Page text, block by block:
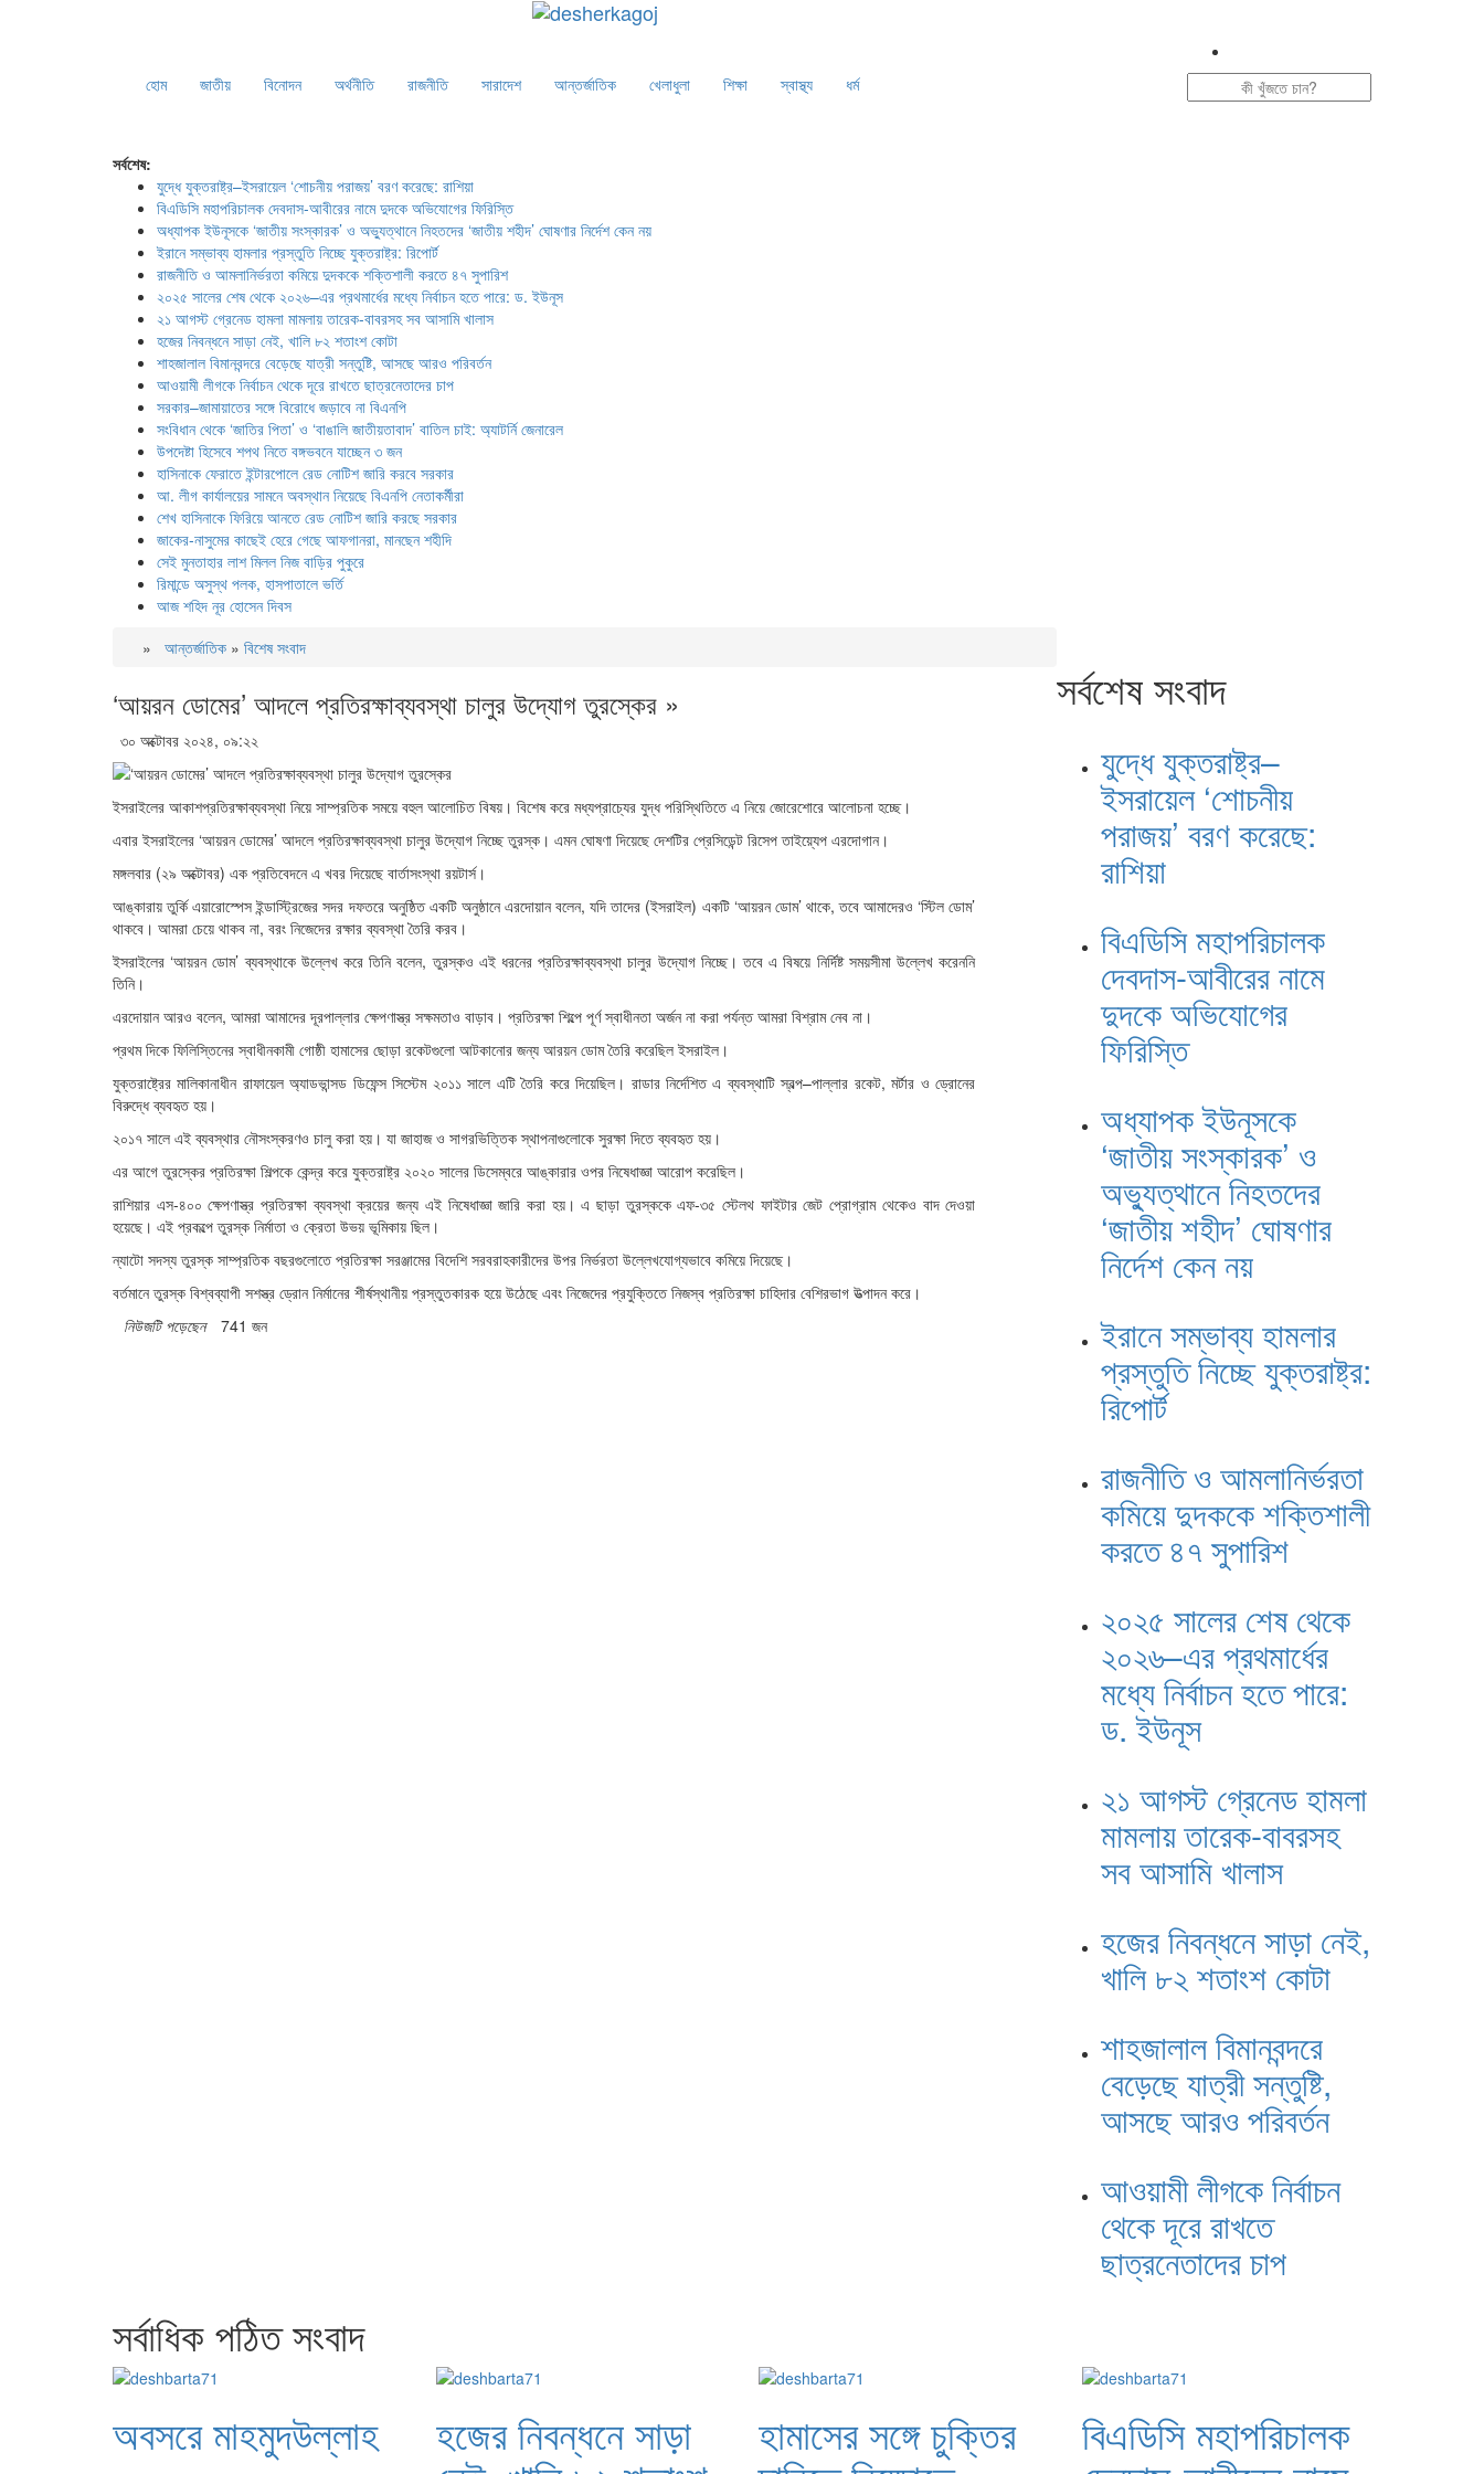
হোম জাতীয় বিনোদন অর্থনীতি রাজনীতি সারাদেশ আন্তর্জাতিক খেলাধুলা শিক্ষা স্বাস্থ্য ধর্ম
সর্বশেষ:
যুদ্ধে যুক্তরাষ্ট্র–ইসরায়েল ‘শোচনীয় পরাজয়’ বরণ করেছে: রাশিয়া
বিএডিসি মহাপরিচালক দেবদাস-আবীরের নামে দুদকে অভিযোগের ফিরিস্তি
অধ্যাপক ইউনূসকে ‘জাতীয় সংস্কারক’ ও অভ্যুত্থানে নিহতদের ‘জাতীয় শহীদ’ ঘোষণার নির্দেশ কেন নয়
ইরানে সম্ভাব্য হামলার প্রস্তুতি নিচ্ছে যুক্তরাষ্ট্র: রিপোর্ট
রাজনীতি ও আমলানির্ভরতা কমিয়ে দুদককে শক্তিশালী করতে ৪৭ সুপারিশ
২০২৫ সালের শেষ থেকে ২০২৬–এর প্রথমার্ধের মধ্যে নির্বাচন হতে পারে: ড. ইউনূস
২১ আগস্ট গ্রেনেড হামলা মামলায় তারেক-বাবরসহ সব আসামি খালাস
হজের নিবন্ধনে সাড়া নেই, খালি ৮২ শতাংশ কোটা
শাহজালাল বিমানবন্দরে বেড়েছে যাত্রী সন্তুষ্টি, আসছে আরও পরিবর্তন
আওয়ামী লীগকে নির্বাচন থেকে দূরে রাখতে ছাত্রনেতাদের চাপ
সরকার–জামায়াতের সঙ্গে বিরোধে জড়াবে না বিএনপি
সংবিধান থেকে ‘জাতির পিতা’ ও ‘বাঙালি জাতীয়তাবাদ’ বাতিল চাই: অ্যাটর্নি জেনারেল
উপদেষ্টা হিসেবে শপথ নিতে বঙ্গভবনে যাচ্ছেন ৩ জন
হাসিনাকে ফেরাতে ইন্টারপোলে রেড নোটিশ জারি করবে সরকার
আ. লীগ কার্যালয়ের সামনে অবস্থান নিয়েছে বিএনপি নেতাকর্মীরা
শেখ হাসিনাকে ফিরিয়ে আনতে রেড নোটিশ জারি করছে সরকার
জাকের-নাসুমের কাছেই হেরে গেছে আফগানরা, মানছেন শহীদি
সেই মুনতাহার লাশ মিলল নিজ বাড়ির পুকুরে
রিমান্ডে অসুস্থ পলক, হাসপাতালে ভর্তি
আজ শহিদ নূর হোসেন দিবস
» আন্তর্জাতিক » বিশেষ সংবাদ
‘আয়রন ডোমের’ আদলে প্রতিরক্ষাব্যবস্থা চালুর উদ্যোগ তুরস্কের »
৩০ অক্টোবর ২০২৪, ০৯:২২
ইসরাইলের আকাশপ্রতিরক্ষাব্যবস্থা নিয়ে সাম্প্রতিক সময়ে বহুল আলোচিত বিষয়। বিশেষ করে মধ্যপ্রাচ্যের যুদ্ধ পরিস্থিতিতে এ নিয়ে জোরেশোরে আলোচনা হচ্ছে।
এবার ইসরাইলের ‘আয়রন ডোমের’ আদলে প্রতিরক্ষাব্যবস্থা চালুর উদ্যোগ নিচ্ছে তুরস্ক। এমন ঘোষণা দিয়েছে দেশটির প্রেসিডেন্ট রিসেপ তাইয়্যেপ এরদােগান।
মঙ্গলবার (২৯ অক্টোবর) এক প্রতিবেদনে এ খবর দিয়েছে বার্তাসংস্থা রয়টার্স।
আঙ্কারায় তুর্কি এয়ারোস্পেস ইন্ডাস্ট্রিজের সদর দফতরে অনুষ্ঠিত একটি অনুষ্ঠানে এরদোয়ান বলেন, যদি তাদের (ইসরাইল) একটি ‘আয়রন ডোম’ থাকে, তবে আমাদেরও ‘স্টিল ডোম’
থাকবে। আমরা চেয়ে থাকব না, বরং নিজেদের রক্ষার ব্যবস্থা তৈরি করব।
ইসরাইলের ‘আয়রন ডোম’ ব্যবস্থাকে উল্লেখ করে তিনি বলেন, তুরস্কও এই ধরনের প্রতিরক্ষাব্যবস্থা চালুর উদ্যোগ নিচ্ছে। তবে এ বিষয়ে নির্দিষ্ট সময়সীমা উল্লেখ করেননি
তিনি।
এরদোয়ান আরও বলেন, আমরা আমাদের দূরপাল্লার ক্ষেপণাস্ত্র সক্ষমতাও বাড়াব। প্রতিরক্ষা শিল্পে পূর্ণ স্বাধীনতা অর্জন না করা পর্যন্ত আমরা বিশ্রাম নেব না।
প্রথম দিকে ফিলিস্তিনের স্বাধীনকামী গোষ্ঠী হামাসের ছোড়া রকেটগুলো আটকানোর জন্য আরয়ন ডোম তৈরি করেছিল ইসরাইল।
যুক্তরাষ্ট্রের মালিকানাধীন রাফায়েল অ্যাডভান্সড ডিফেন্স সিস্টেম ২০১১ সালে এটি তৈরি করে দিয়েছিল। রাডার নির্দেশিত এ ব্যবস্থাটি স্বল্প–পাল্লার রকেট, মর্টার ও ড্রোনের
বিরুদ্ধে ব্যবহৃত হয়।
২০১৭ সালে এই ব্যবস্থার নৌসংস্করণও চালু করা হয়। যা জাহাজ ও সাগরভিত্তিক স্থাপনাগুলোকে সুরক্ষা দিতে ব্যবহৃত হয়।
এর আগে তুরস্কের প্রতিরক্ষা শিল্পকে কেন্দ্র করে যুক্তরাষ্ট্র ২০২০ সালের ডিসেম্বরে আঙ্কারার ওপর নিষেধাজ্ঞা আরোপ করেছিল।
রাশিয়ার এস-৪০০ ক্ষেপণাস্ত্র প্রতিরক্ষা ব্যবস্থা ক্রয়ের জন্য এই নিষেধাজ্ঞা জারি করা হয়। এ ছাড়া তুরস্ককে এফ-৩৫ স্টেলথ ফাইটার জেট প্রোগ্রাম থেকেও বাদ দেওয়া
হয়েছে। এই প্রকল্পে তুরস্ক নির্মাতা ও ক্রেতা উভয় ভূমিকায় ছিল।
ন্যাটো সদস্য তুরস্ক সাম্প্রতিক বছরগুলোতে প্রতিরক্ষা সরঞ্জামের বিদেশি সরবরাহকারীদের উপর নির্ভরতা উল্লেখযোগ্যভাবে কমিয়ে দিয়েছে।
বর্তমানে তুরস্ক বিশ্বব্যাপী সশস্ত্র ড্রোন নির্মানের শীর্ষস্থানীয় প্রস্তুতকারক হয়ে উঠেছে এবং নিজেদের প্রযুক্তিতে নিজস্ব প্রতিরক্ষা চাহিদার বেশিরভাগ উত্পাদন করে।
নিউজটি পড়েছেন 741 জন
সর্বশেষ সংবাদ
যুদ্ধে যুক্তরাষ্ট্র–
ইসরায়েল ‘শোচনীয়
পরাজয়’ বরণ করেছে:
রাশিয়া
বিএডিসি মহাপরিচালক
দেবদাস-আবীরের নামে
দুদকে অভিযোগের
ফিরিস্তি
অধ্যাপক ইউনূসকে
‘জাতীয় সংস্কারক’ ও
অভ্যুত্থানে নিহতদের
‘জাতীয় শহীদ’ ঘোষণার
নির্দেশ কেন নয়
ইরানে সম্ভাব্য হামলার
প্রস্তুতি নিচ্ছে যুক্তরাষ্ট্র:
রিপোর্ট
রাজনীতি ও আমলানির্ভরতা
কমিয়ে দুদককে শক্তিশালী
করতে ৪৭ সুপারিশ
২০২৫ সালের শেষ থেকে
২০২৬–এর প্রথমার্ধের
মধ্যে নির্বাচন হতে পারে:
ড. ইউনূস
২১ আগস্ট গ্রেনেড হামলা
মামলায় তারেক-বাবরসহ
সব আসামি খালাস
হজের নিবন্ধনে সাড়া নেই,
খালি ৮২ শতাংশ কোটা
শাহজালাল বিমানবন্দরে
বেড়েছে যাত্রী সন্তুষ্টি,
আসছে আরও পরিবর্তন
আওয়ামী লীগকে নির্বাচন
থেকে দূরে রাখতে
ছাত্রনেতাদের চাপ
সর্বাধিক পঠিত সংবাদ
অবসরে মাহমুদউল্লাহ
হজের নিবন্ধনে সাড়া হামাসের সঙ্গে চুক্তির বিএডিসি মহাপরিচালক